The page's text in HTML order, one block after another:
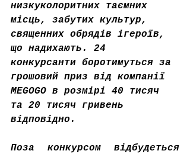
низкуколоритних таємних
місць, забутих культур,
священних обрядів ігероїв,
що надихають. 24
конкурсанти боротимуться за
грошовий приз від компанії
MEGOGO в розмірі 40 тисяч
та 20 тисяч гривень
відповідно.
Поза конкурсом відбудеться